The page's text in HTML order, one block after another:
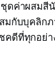
ดค่าผสมสี
สมกับบุคลิ
คดีที่ทุกอย่